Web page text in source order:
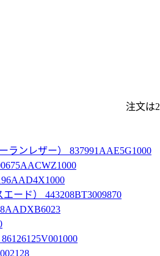
注文は
ランレザー） 837991AAE5G1000
ード） 443208BT3009870